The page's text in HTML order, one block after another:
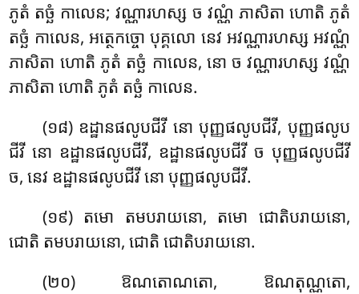
ភូតំ តច្ឆំ កាលេន; វណ្ណារហស្ស ច វណ្ណំ ភាសិតា ហោតិ ភូតំ
តច្ឆំ កាលេន, អត្ថេកច្ចោ បុគ្គលោ នេវ អវណ្ណារហស្ស អវណ្ណំ
ភាសិតា ហោតិ ភូតំ តច្ឆំ កាលេន, នោ ច វណ្ណារហស្ស វណ្ណំ
ភាសិតា ហោតិ ភូតំ តច្ឆំ កាលេន.
(១៨) ឧដ្ឋានផលូបជីវី នោ បុញ្ញផលូបជីវី, បុញ្ញផលូប
ជីវី នោ ឧដ្ឋានផលូបជីវី, ឧដ្ឋានផលូបជីវី ច បុញ្ញផលូបជីវី
ច, នេវ ឧដ្ឋានផលូបជីវី នោ បុញ្ញផលូបជីវី.
(១៩) តមោ តមបរាយនោ, តមោ ជោតិបរាយនោ,
ជោតិ តមបរាយនោ, ជោតិ ជោតិបរាយនោ.
(២០) ឱណតោណតោ, ឱណតុណ្ណតោ,